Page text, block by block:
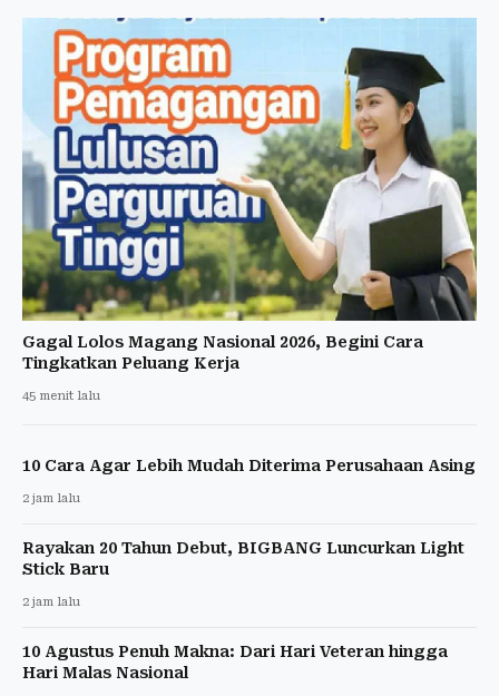
Gagal Lolos Magang Nasional 2026, Begini Cara
Tingkatkan Peluang Kerja
45 menit lalu
10 Cara Agar Lebih Mudah Diterima Perusahaan Asing
2 jam lalu
Rayakan 20 Tahun Debut, BIGBANG Luncurkan Light
Stick Baru
2 jam lalu
10 Agustus Penuh Makna: Dari Hari Veteran hingga
Hari Malas Nasional